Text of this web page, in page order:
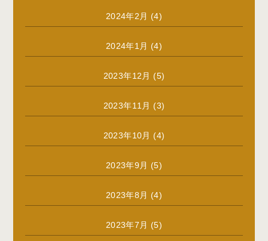
2024年2月 (4)
2024年1月 (4)
2023年12月 (5)
2023年11月 (3)
2023年10月 (4)
2023年9月 (5)
2023年8月 (4)
2023年7月 (5)